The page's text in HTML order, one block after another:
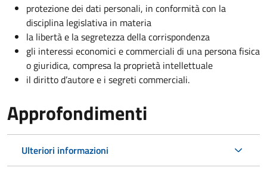
protezione dei dati personali, in conformità con la
disciplina legislativa in materia
la libertà e la segretezza della corrispondenza
gli interessi economici e commerciali di una persona fisica
o giuridica, compresa la proprietà intellettuale
il diritto d’autore e i segreti commerciali.
Approfondimenti
Ulteriori informazioni